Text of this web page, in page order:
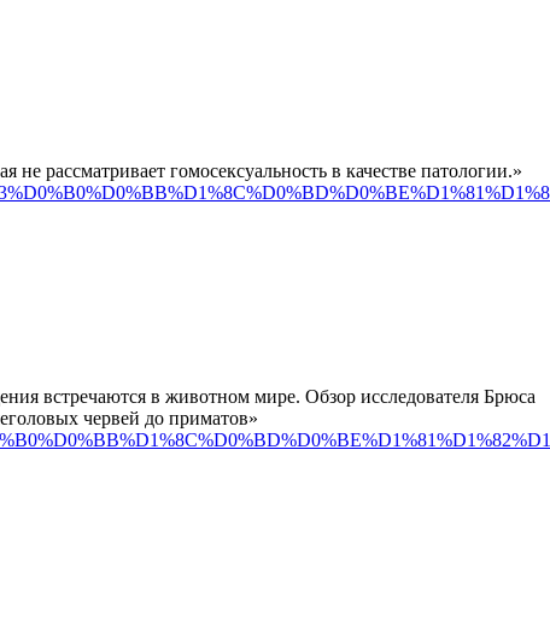
рассматривает гомосексуальность в качестве патологии.»
встречаются в животном мире. Обзор исследователя Брюса
червей до приматов»